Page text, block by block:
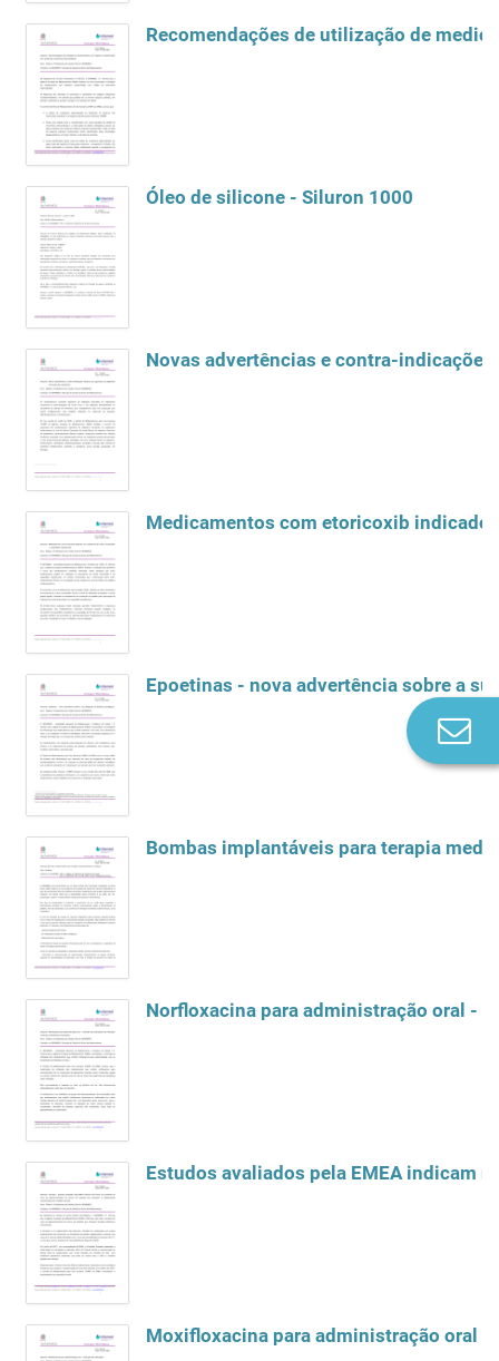
Recomendações de utilização de
Óleo de silicone - Siluron 1000
Novas advertências e contra-
Medicamentos com etoricoxib
Epoetinas - nova advertência sobre a
Bombas implantáveis para terapia
Norfloxacina para administração oral -
Moxifloxacina para administração oral -